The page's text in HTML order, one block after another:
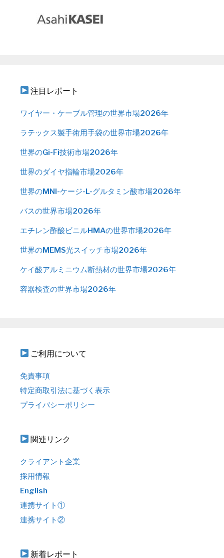
注目レポート
ワイヤー・ケーブル管理の世界市場2026年
ラテックス製手術用手袋の世界市場2026年
世界のGi-Fi技術市場2026年
世界のダイヤ指輪市場2026年
世界のMNI-ケージ-L-グルタミン酸市場2026年
バスの世界市場2026年
エチレン酢酸ビニルHMAの世界市場2026年
世界のMEMS光スイッチ市場2026年
ケイ酸アルミニウム断熱材の世界市場2026年
容器検査の世界市場2026年
ご利用について
免責事項
特定商取引法に基づく表示
プライバシーポリシー
関連リンク
クライアント企業
採用情報
English
連携サイト①
連携サイト②
新着レポート